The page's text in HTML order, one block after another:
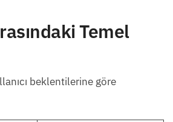
Temel
beklentilerine göre